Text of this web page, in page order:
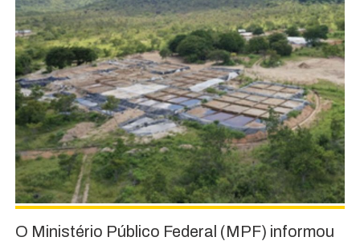
O Ministério Público Federal (MPF) informou